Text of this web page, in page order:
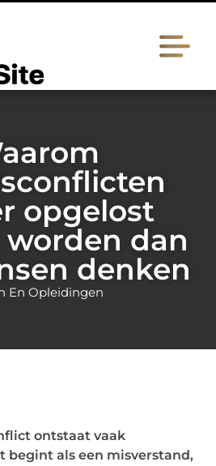
opgelost
dan
denken
En Opleidingen
ontstaat vaak
begint als een misverstand,